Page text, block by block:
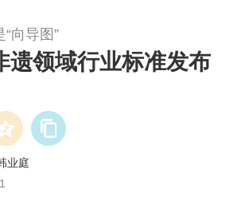
“向导图”
遗领域行业标准发布
韩业庭